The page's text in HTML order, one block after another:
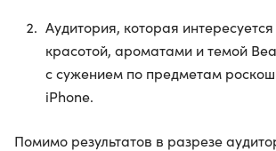
Аудитория, которая
красотой, ароматами и темой
с сужением по предметам
iPhone.
Помимо результатов в разрезе